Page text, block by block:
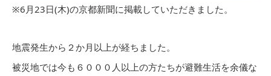
※6月23日(木)の京都新聞に掲載していただきました。
地震発生から２か月以上が経ちました。
被災地では今も６０００人以上の方たちが避難生活を余儀な